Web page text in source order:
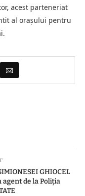
acest parteneriat
al orașului pentru
GHIOCEL
agent de la Poliția